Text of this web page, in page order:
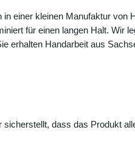
einer kleinen Manufaktur von
für einen langen Halt. Wir
erhalten Handarbeit aus
dass das Produkt